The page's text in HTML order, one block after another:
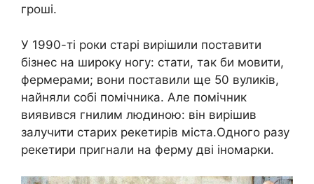
гроші.
У 1990-ті роки старі вирішили поставити
бізнес на широку ногу: стати, так би мовити,
фермерами; вони поставили ще 50 вуликів,
найняли собі помічника. Але помічник
виявився гнилим людиною: він вирішив
залучити старих рекетирів міста.Одного разу
рекетири пригнали на ферму дві іномарки.